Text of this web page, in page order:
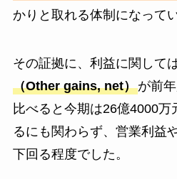
かりと取れる体制になって
その証拠に、利益に関しては
（Other gains, net）が前
比べると今期は26億4000
るにも関わらず、営業利益
下回る程度でした。